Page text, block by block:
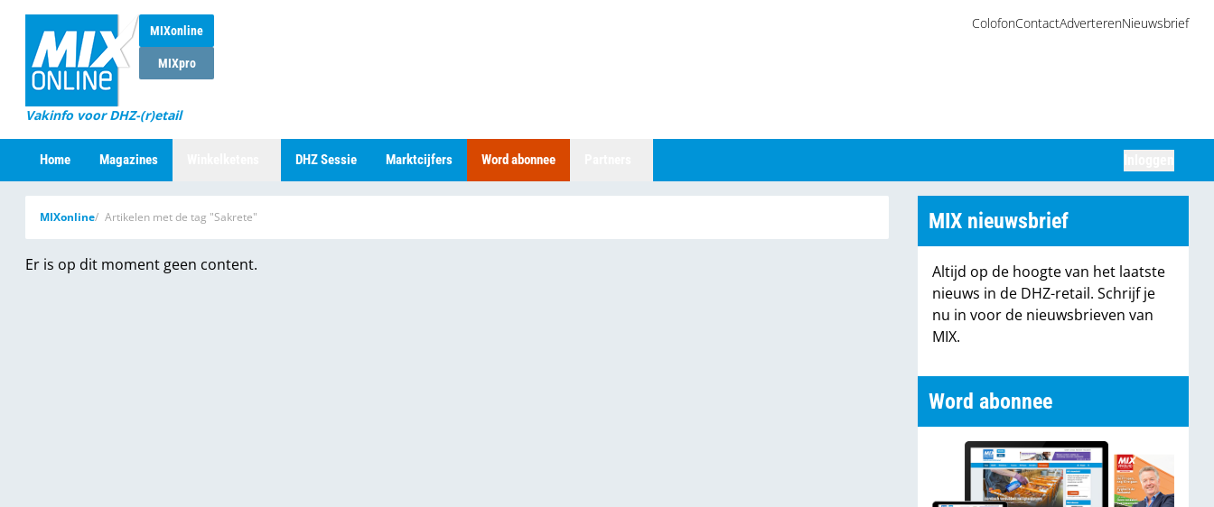
MIXonline
MIXpro
Vakinfo voor DHZ-(r)etail
ColofonContactAdverterenNieuwsbrief
Home Magazines DHZ Sessie Marktcijfers Word abonnee
MIXonline Artikelen met de tag "Sakrete"
Er is op dit moment geen content.
MIX nieuwsbrief
Altijd op de hoogte van het laatste
nieuws in de DHZ-retail. Schrijf je
nu in voor de nieuwsbrieven van
MIX.
Word abonnee